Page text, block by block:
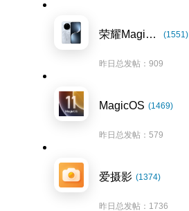
荣耀Magic7系列 (1551)
昨日总发帖：909
MagicOS (1469)
昨日总发帖：579
爱摄影 (1374)
昨日总发帖：1736